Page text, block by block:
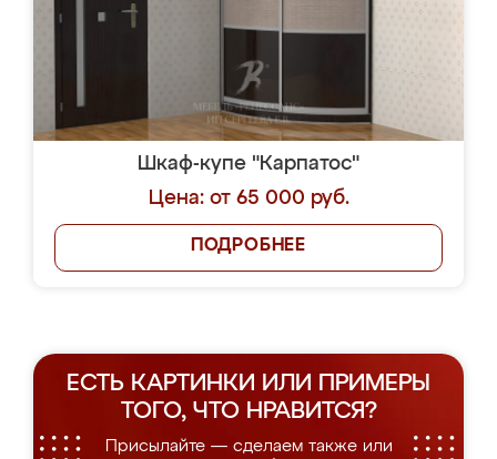
Шкаф-купе "Карпатос"
Цена: от 65 000 руб.
ПОДРОБНЕЕ
ЕСТЬ КАРТИНКИ ИЛИ ПРИМЕРЫ
ТОГО, ЧТО НРАВИТСЯ?
Присылайте — сделаем также или